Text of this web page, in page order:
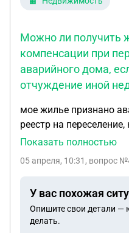
Можно ли получить
компенсации при
аварийного дома,
отчуждение иной
мое жилье признано
реестр на
жилье, которое я
Красноярского края
мотивируя тем, что я
(но оно через месяц
аварийным) могу ли я
Показать полностью
05 апреля, 10:31 , вопрос
У вас похожая
Опишите свои детали —
делать.